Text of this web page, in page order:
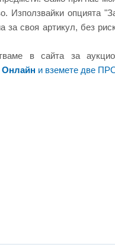
Използвайки опцията
за своя артикул, без
в сайта за
Онлайн и вземете две